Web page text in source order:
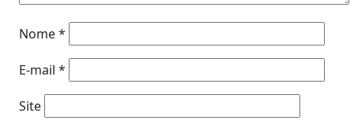
Nome*
E-mail *
Site